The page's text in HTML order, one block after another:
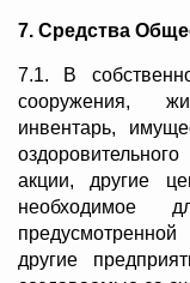
7. Средства
7.1. В
сооружения,
инвентарь,
акции, другие
необходимое
другие